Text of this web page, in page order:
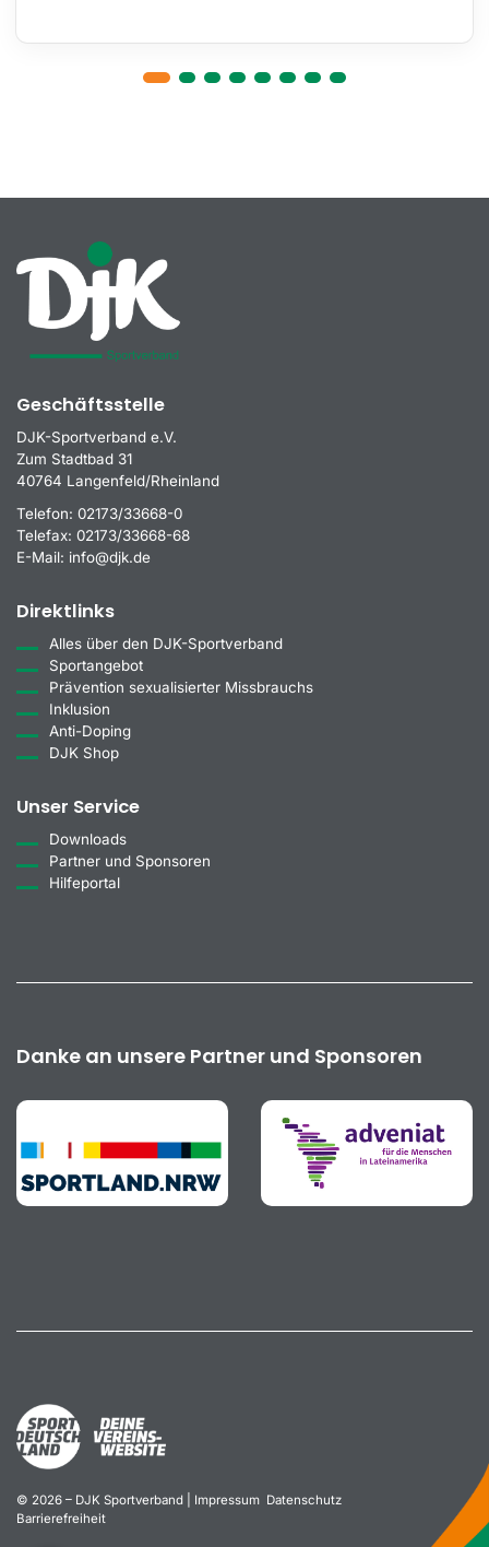
Geschäftsstelle
DJK-Sportverband e.V.
Zum Stadtbad 31
40764 Langenfeld/Rheinland
Telefon: 02173/33668-0
Telefax: 02173/33668-68
E-Mail: info@djk.de
Direktlinks
Alles über den DJK-Sportverband
Sportangebot
Prävention sexualisierter Missbrauchs
Inklusion
Anti-Doping
DJK Shop
Unser Service
Downloads
Partner und Sponsoren
Hilfeportal
Danke an unsere Partner und Sponsoren
© 2026 – DJK Sportverband | Impressum Datenschutz
Barrierefreiheit